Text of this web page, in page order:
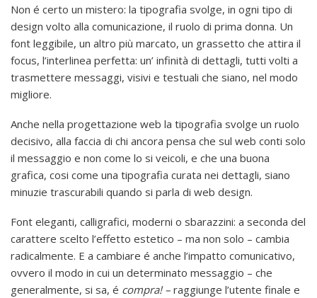
Non é certo un mistero: la tipografia svolge, in ogni tipo di
design volto alla comunicazione, il ruolo di prima donna. Un
font leggibile, un altro più marcato, un grassetto che attira il
focus, l’interlinea perfetta: un’ infinità di dettagli, tutti volti a
trasmettere messaggi, visivi e testuali che siano, nel modo
migliore.
Anche nella progettazione web la tipografia svolge un ruolo
decisivo, alla faccia di chi ancora pensa che sul web conti solo
il messaggio e non come lo si veicoli, e che una buona
grafica, cosi come una tipografia curata nei dettagli, siano
minuzie trascurabili quando si parla di web design.
Font eleganti, calligrafici, moderni o sbarazzini: a seconda del
carattere scelto l’effetto estetico – ma non solo – cambia
radicalmente. E a cambiare é anche l’impatto comunicativo,
ovvero il modo in cui un determinato messaggio – che
generalmente, si sa, é compra! – raggiunge l’utente finale e